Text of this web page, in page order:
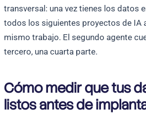
transversal: una vez tienes los datos
todos los siguientes proyectos de IA
mismo trabajo. El segundo agente
tercero, una cuarta parte.
Cómo medir que tus
listos antes de